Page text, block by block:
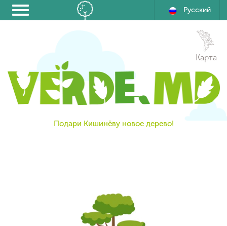
Русский
Подари Кишинёву новое дерево!
Карта